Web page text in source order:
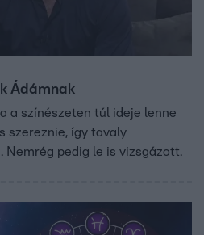
Ádámnak
a színészeten túl ideje lenne
szereznie, így tavaly
Nemrég pedig le is vizsgázott.